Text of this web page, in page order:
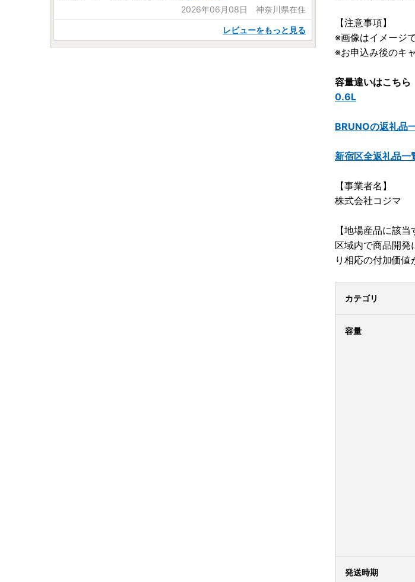
【注意事項】
※画像はイメージで
※お申込み後のキ
容量違いはこちら
0.6L
BRUNOの返礼品
新宿区全返礼品一
【事業者名】
株式会社コジマ
【地場産品に該当
区域内で商品開発
り相応の付加価
カテゴリ
容量
発送時期
2026年06月08日 神奈川県在住
レビューをもっと見る